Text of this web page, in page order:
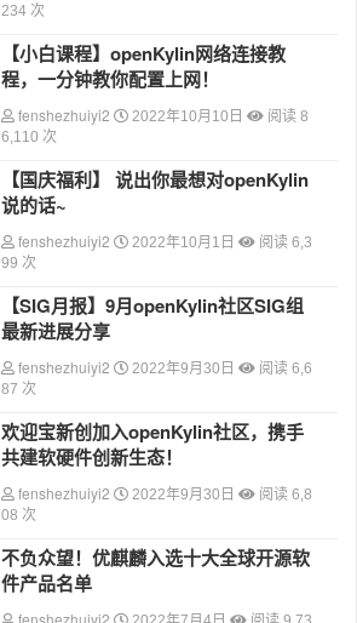
234 次
【小白课程】openKylin网络连接教
程，一分钟教你配置上网！
fenshezhuiyi2 2022年10月10日
阅读 8
6,110 次
【国庆福利】 说出你最想对openKylin
说的话~
fenshezhuiyi2 2022年10月1日
阅读 6,3
99 次
【SIG月报】9月openKylin社区SIG组
最新进展分享
fenshezhuiyi2 2022年9月30日
阅读 6,6
87 次
欢迎宝新创加入openKylin社区，携手
共建软硬件创新生态！
fenshezhuiyi2 2022年9月30日
阅读 6,8
08 次
不负众望！优麒麟入选十大全球开源软
件产品名单
fenshezhuiyi2